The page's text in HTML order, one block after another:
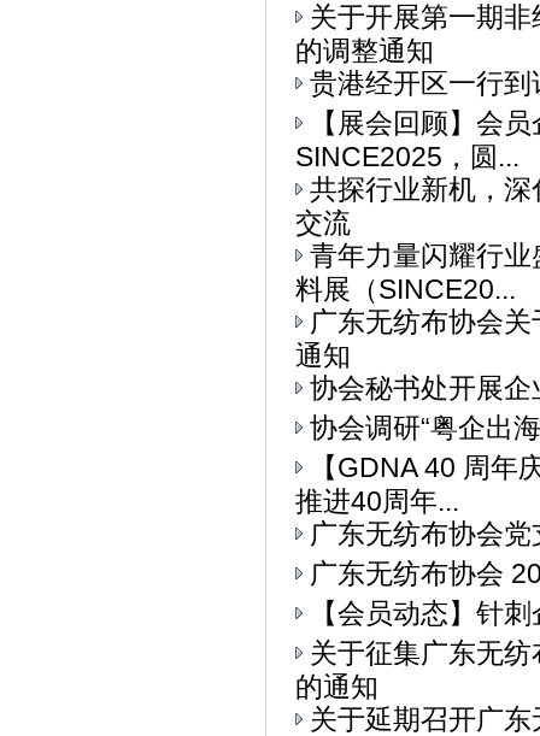
关于开展第一期
的调整通知
贵港经开区一行
【展会回顾】会
SINCE2025，圆...
共探行业新机，
交流
青年力量闪耀行
料展（SINCE20...
广东无纺布协会
通知
协会秘书处开展
协会调研“粤企出
【GDNA 40 周
推进40周年...
广东无纺布协会
广东无纺布协会
【会员动态】针
关于征集广东无
的通知
关于延期召开广